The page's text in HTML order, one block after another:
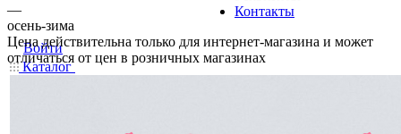
Контакты
Войти
Каталог
—
осень-зима
Цена действительна только для интернет-магазина и может
отличаться от цен в розничных магазинах